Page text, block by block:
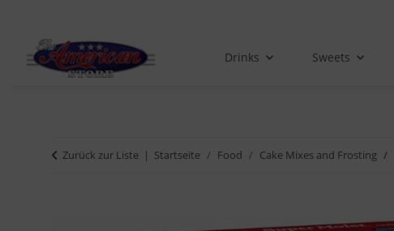
Drinks Sweets
Zurück zur Liste Startseite Food Cake Mixes and Frosting